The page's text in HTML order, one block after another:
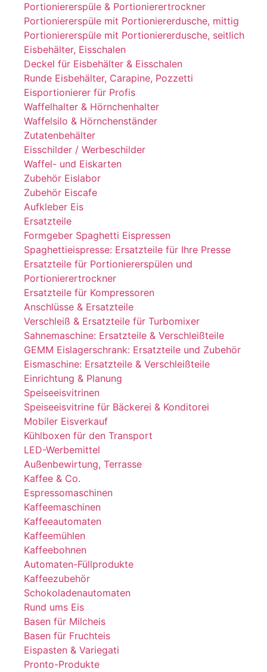
Portioniererspüle & Portionierertrockner
Portioniererspüle mit Portioniererdusche, mittig
Portioniererspüle mit Portioniererdusche, seitlich
Eisbehälter, Eisschalen
Deckel für Eisbehälter & Eisschalen
Runde Eisbehälter, Carapine, Pozzetti
Eisportionierer für Profis
Waffelhalter & Hörnchenhalter
Waffelsilo & Hörnchenständer
Zutatenbehälter
Eisschilder / Werbeschilder
Waffel- und Eiskarten
Zubehör Eislabor
Zubehör Eiscafe
Aufkleber Eis
Ersatzteile
Formgeber Spaghetti Eispressen
Spaghettieispresse: Ersatzteile für Ihre Presse
Ersatzteile für Portioniererspülen und
Portionierertrockner
Ersatzteile für Kompressoren
Anschlüsse & Ersatzteile
Verschleiß & Ersatzteile für Turbomixer
Sahnemaschine: Ersatzteile & Verschleißteile
GEMM Eislagerschrank: Ersatzteile und Zubehör
Eismaschine: Ersatzteile & Verschleißteile
Einrichtung & Planung
Speiseeisvitrinen
Speiseeisvitrine für Bäckerei & Konditorei
Mobiler Eisverkauf
Kühlboxen für den Transport
LED-Werbemittel
Außenbewirtung, Terrasse
Kaffee & Co.
Espressomaschinen
Kaffeemaschinen
Kaffeeautomaten
Kaffeemühlen
Kaffeebohnen
Automaten-Füllprodukte
Kaffeezubehör
Schokoladenautomaten
Rund ums Eis
Basen für Milcheis
Basen für Fruchteis
Eispasten & Variegati
Pronto-Produkte